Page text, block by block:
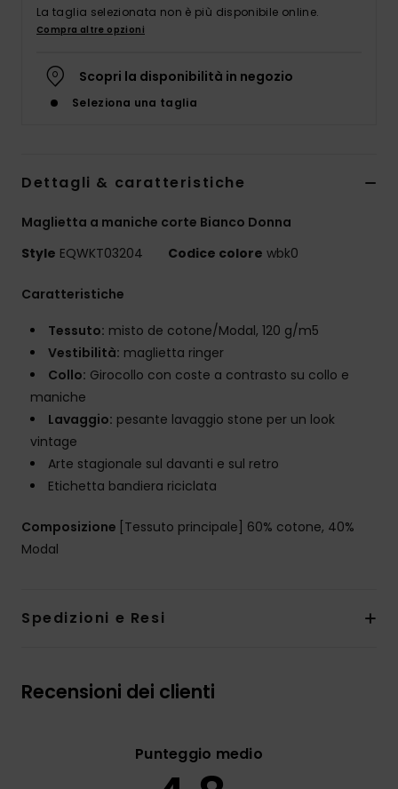
La taglia selezionata non è più disponibile online.
Compra altre opzioni
Scopri la disponibilità in negozio
Seleziona una taglia
Dettagli & caratteristiche
Maglietta a maniche corte Bianco Donna
Style EQWKT03204 Codice colore wbk0
Caratteristiche
Tessuto: misto de cotone/Modal, 120 g/m5
Vestibilità: maglietta ringer
Collo: Girocollo con coste a contrasto su collo e
maniche
Lavaggio: pesante lavaggio stone per un look
vintage
Arte stagionale sul davanti e sul retro
Etichetta bandiera riciclata
Composizione [Tessuto principale] 60% cotone, 40%
Modal
Spedizioni e Resi
Recensioni dei clienti
Punteggio medio